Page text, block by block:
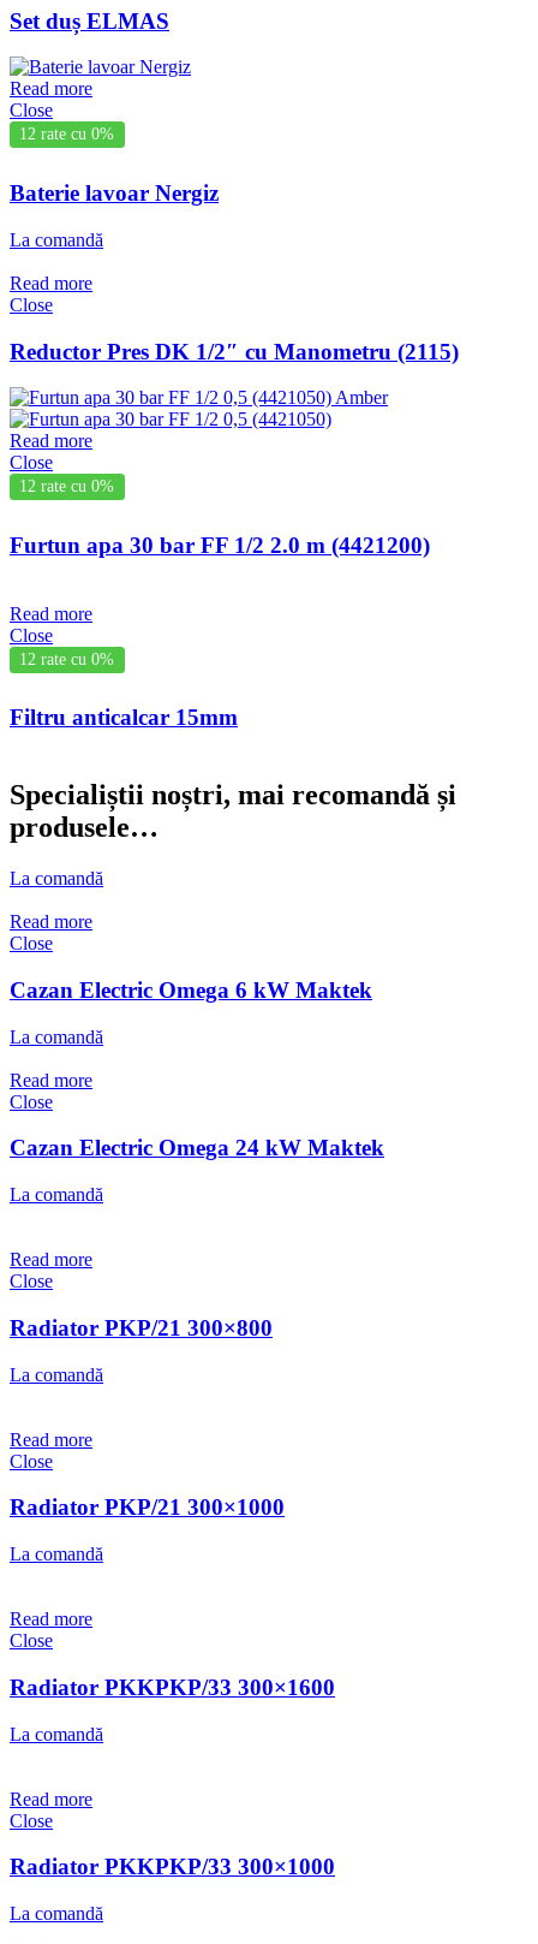
Set duș ELMAS
Read more
Close
12 rate cu 0%
Baterie lavoar Nergiz
La comandă
Read more
Close
Reductor Pres DK 1/2″ cu Manometru (2115)
Read more
Close
12 rate cu 0%
Furtun apa 30 bar FF 1/2 2.0 m (4421200)
Read more
Close
12 rate cu 0%
Filtru anticalcar 15mm
Specialiștii noștri, mai recomandă și
produsele…
La comandă
Read more
Close
Cazan Electric Omega 6 kW Maktek
La comandă
Read more
Close
Cazan Electric Omega 24 kW Maktek
La comandă
Read more
Close
Radiator PKP/21 300×800
La comandă
Read more
Close
Radiator PKP/21 300×1000
La comandă
Read more
Close
Radiator PKKPKP/33 300×1600
La comandă
Read more
Close
Radiator PKKPKP/33 300×1000
La comandă